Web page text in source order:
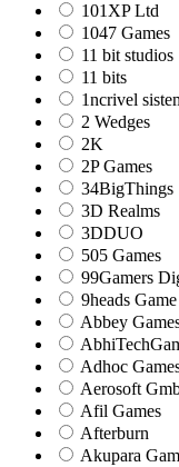
101XP Ltd
1047 Games
11 bit studios
11 bits
1ncrivel
2 Wedges
2K
2P Games
34BigThings
3D Realms
3DDUO
505 Games
99Gamers
9heads
Abbey
Adhoc
Aerosoft
Afil Games
Afterburn
Akupara